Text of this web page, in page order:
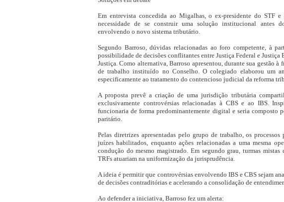
Em entrevista concedida ao Migalhas, o ex-presidente do STF
necessidade de se construir uma solução institucional antes
envolvendo o novo sistema tributário.
Segundo Barroso, dúvidas relacionadas ao foro competente, à
possibilidade de decisões conflitantes entre Justiça Federal e Justiça
Justiça. Como alternativa, Barroso apresentou, durante sua gestão
de trabalho instituído no Conselho. O colegiado elaborou um
especificamente ao tratamento do contencioso judicial da reforma
A proposta prevê a criação de uma jurisdição tributária
exclusivamente controvérsias relacionadas à CBS e ao IBS.
funcionaria de forma predominantemente digital e seria composto
paritário.
Pelas diretrizes apresentadas pelo grupo de trabalho, os
juízes habilitados, enquanto ações relacionadas a uma mesma
condução do mesmo magistrado. Em segundo grau, turmas mistas
TRFs atuariam na uniformização da jurisprudência.
A ideia é permitir que controvérsias envolvendo IBS e CBS sejam
de decisões contraditórias e acelerando a consolidação de
Ao defender a iniciativa, Barroso fez um alerta: